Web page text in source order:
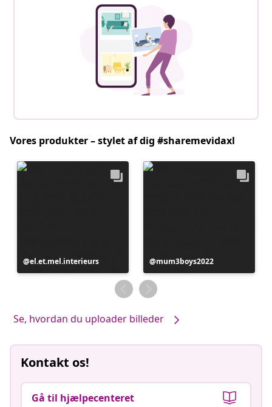
Vores produkter – stylet af dig #sharemevidaxl
Opslag
offentliggjort
el.et.mel.interieurs
Opslag
offentliggjort
af
mum3boys2022
Se, hvordan du uploader billeder
Kontakt os!
Gå til hjælpecenteret